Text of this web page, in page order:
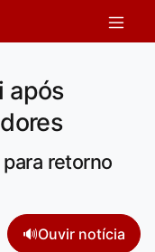
após
retorno
🔊Ouvir notícia